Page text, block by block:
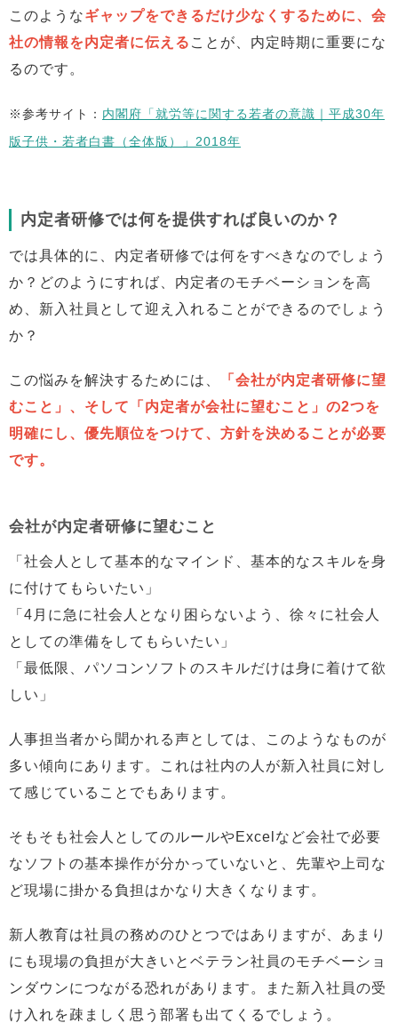
このようなギャップをできるだけ少なくするために、会
社の情報を内定者に伝える ことが、内定時期に重要にな
るのです。
※参考サイト： 内閣府「就労等に関する若者の意識｜平成30年
版子供・若者白書（全体版）」2018年
内定者研修では何を提供すれば良いのか？
では具体的に、内定者研修では何をすべきなのでしょう
か？どのようにすれば、内定者のモチベーションを高
め、新入社員として迎え入れることができるのでしょう
か？
この悩みを解決するためには、
「会社が内定者研修に望
むこと」、そして「内定者が会社に望むこと」の2つを
明確にし、優先順位をつけて、方針を決めることが必要
です。
会社が内定者研修に望むこと
「社会人として基本的なマインド、基本的なスキルを身
に付けてもらいたい」
「4月に急に社会人となり困らないよう、徐々に社会人
としての準備をしてもらいたい」
「最低限、パソコンソフトのスキルだけは身に着けて欲
しい」
人事担当者から聞かれる声としては、このようなものが
多い傾向にあります。これは社内の人が新入社員に対し
て感じていることでもあります。
そもそも社会人としてのルールやExcelなど会社で必要
なソフトの基本操作が分かっていないと、先輩や上司な
ど現場に掛かる負担はかなり大きくなります。
新人教育は社員の務めのひとつではありますが、あまり
にも現場の負担が大きいとベテラン社員のモチベーショ
ンダウンにつながる恐れがあります。また新入社員の受
け入れを疎ましく思う部署も出てくるでしょう。